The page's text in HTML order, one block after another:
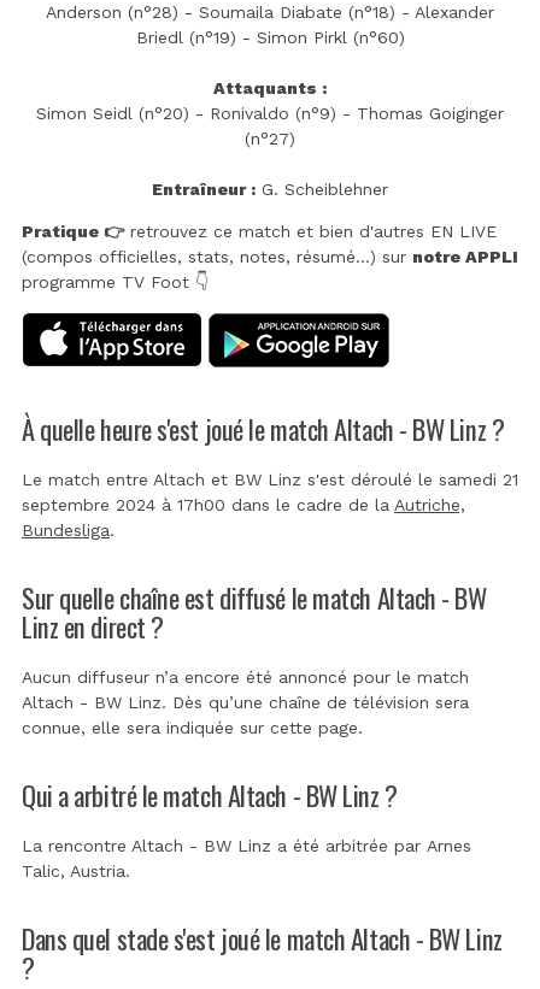
Anderson (n°28) - Soumaila Diabate (n°18) - Alexander
Briedl (n°19) - Simon Pirkl (n°60)
Attaquants :
Simon Seidl (n°20) - Ronivaldo (n°9) - Thomas Goiginger
(n°27)
Entraîneur : G. Scheiblehner
Pratique 👉retrouvez ce match et bien d'autres EN LIVE
(compos officielles, stats, notes, résumé...) sur notre APPLI
programme TV Foot 👇
À quelle heure s'est joué le match Altach - BW Linz ?
Le match entre Altach et BW Linz s'est déroulé le samedi 21
septembre 2024 à 17h00 dans le cadre de la Autriche,
Bundesliga.
Sur quelle chaîne est diffusé le match Altach - BW
Linz en direct ?
Aucun diffuseur n’a encore été annoncé pour le match
Altach - BW Linz. Dès qu’une chaîne de télévision sera
connue, elle sera indiquée sur cette page.
Qui a arbitré le match Altach - BW Linz ?
La rencontre Altach - BW Linz a été arbitrée par Arnes
Talic, Austria.
Dans quel stade s'est joué le match Altach - BW Linz
?